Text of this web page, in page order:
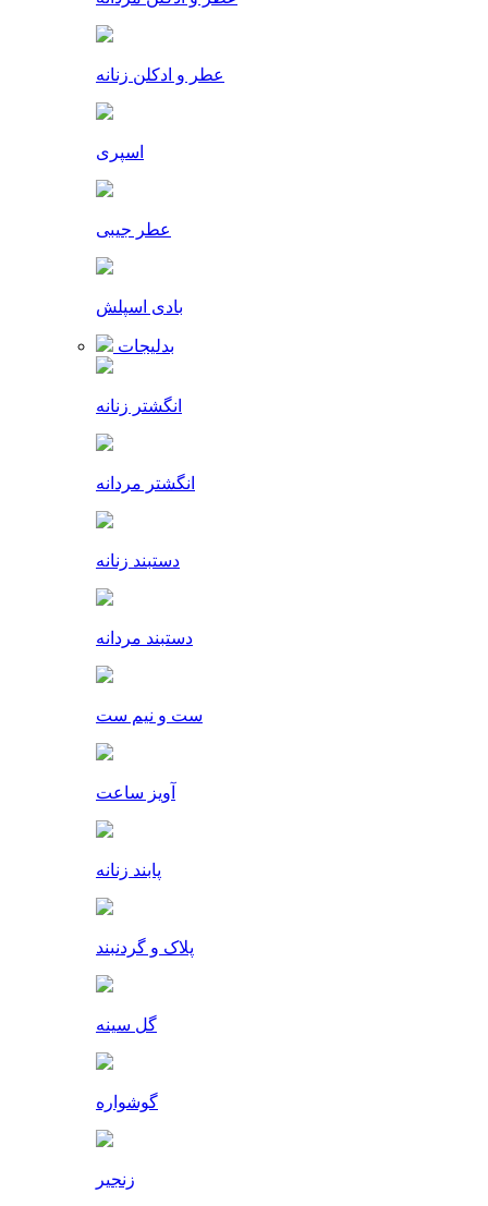
عطر و ادکلن زنانه
اسپری
عطر جیبی
بادی اسپلش
بدلیجات
انگشتر زنانه
انگشتر مردانه
دستبند زنانه
دستبند مردانه
ست و نیم ست
آویز ساعت
پابند زنانه
پلاک و گردنبند
گل سینه
گوشواره
زنجیر